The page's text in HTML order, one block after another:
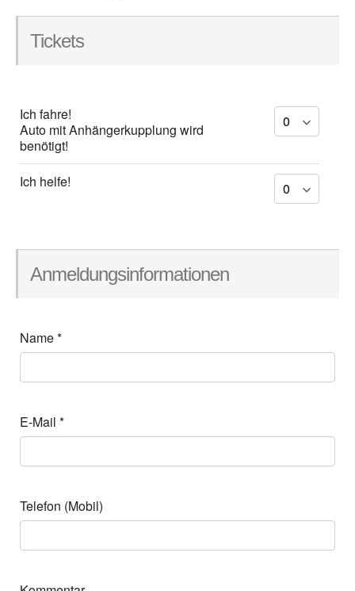
Tickets
Ich fahre!
Auto mit Anhängerkupplung wird
benötigt!
Ich helfe!
Anmeldungsinformationen
Name*
E-Mail *
Telefon (Mobil)